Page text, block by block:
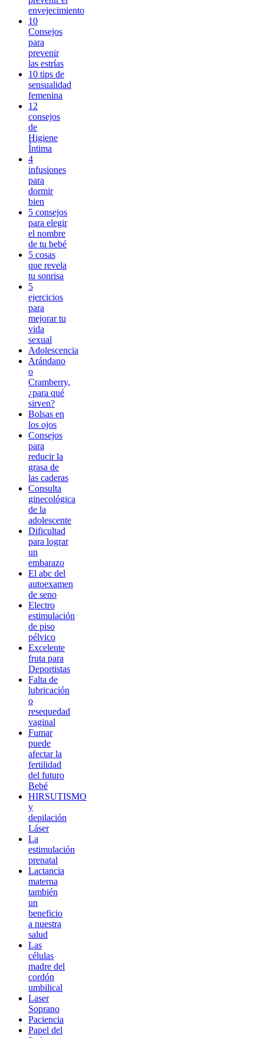
envejecimiento
10
Consejos
para
prevenir
las estrías
10 tips de
sensualidad
femenina
12
consejos
de
Higiene
Íntima
4
infusiones
para
dormir
bien
5 consejos
para elegir
el nombre
de tu bebé
5 cosas
que revela
tu sonrisa
5
ejercicios
para
mejorar tu
vida
sexual
Adolescencia
Arándano
o
Cramberry,
¿para qué
sirven?
Bolsas en
los ojos
Consejos
para
reducir la
grasa de
las caderas
Consulta
ginecológica
de la
adolescente
Dificultad
para lograr
un
embarazo
El abc del
autoexamen
de seno
Electro
estimulación
de piso
pélvico
Excelente
fruta para
Deportistas
Falta de
lubricación
o
resequedad
vaginal
Fumar
puede
afectar la
fertilidad
del futuro
Bebé
HIRSUTISMO
y
depilación
Láser
La
estimulación
prenatal
Lactancia
materna
también
un
beneficio
a nuestra
salud
Las
células
madre del
cordón
umbilical
Laser
Soprano
Paciencia
Papel del